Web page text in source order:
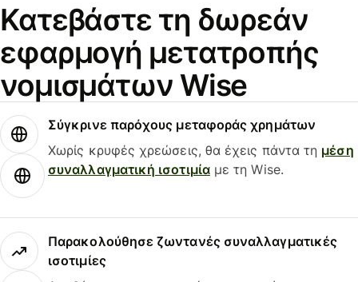
Κατεβάστε τη δωρεάν
εφαρμογή μετατροπής
νομισμάτων Wise
Σύγκρινε παρόχους μεταφοράς χρημάτων
Χωρίς κρυφές χρεώσεις, θα έχεις πάντα τη μέση
συναλλαγματική ισοτιμίαμε τη Wise.
Παρακολούθησε ζωντανές συναλλαγματικές
ισοτιμίες